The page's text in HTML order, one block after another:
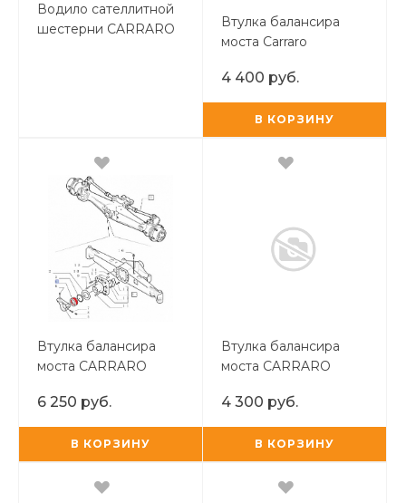
Водило сателлитной
шестерни CARRARO
Втулка балансира
моста Carraro
4 400 руб.
В КОРЗИНУ
Втулка балансира
моста CARRARO
6 250 руб.
В КОРЗИНУ
Втулка балансира
моста CARRARO
4 300 руб.
В КОРЗИНУ